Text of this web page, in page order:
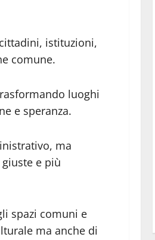
istituzioni,
comune.
luoghi
e speranza.
ma
e più
spazi comuni e
ma anche di